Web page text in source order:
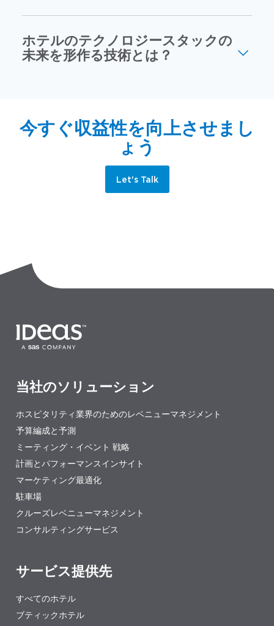
ホテルのテクノロジースタックの
未来を形作る技術とは？
今すぐ収益性を向上させまし
ょう
Let's Talk
当社のソリューション
ホスピタリティ業界のためのレベニューマネジメント
予算編成と予測
ミーティング・イベント 戦略
計画とパフォーマンスインサイト
マーケティング最適化
駐車場
クルーズレベニューマネジメント
コンサルティングサービス
サービス提供先
すべてのホテル
ブティックホテル